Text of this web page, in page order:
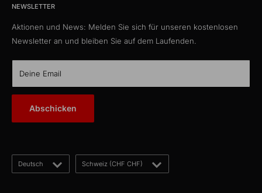
Versandkosten
Musterkataloge
Eigenmarke
CustomCables
KabelLexikon
Über uns
Kontakt
Blog
Das Kabelportal. Persönlich. Kompetent. Seit 1997.
CH-5012 Schönenwerd
(Antwort innerhalb von 12 Stunden)
NEWSLETTER
Aktionen und News: Melden Sie sich für unseren kostenlosen
Newsletter an und bleiben Sie auf dem Laufenden.
Deine Email
Abschicken
Sprache
Deutsch Land/Region
Schweiz (CHF CHF)